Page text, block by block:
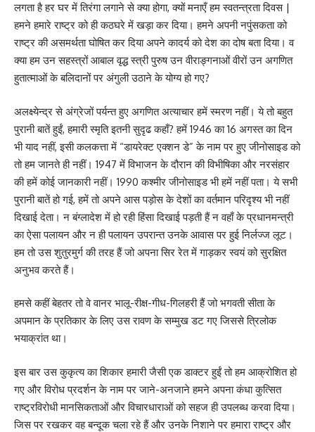
लगता है हर घर में तिरंगा लगाने से क्या होगा, क्यों मनाएँ हम स्वतन्त्रता दिवस |
हमने हमारे राष्ट्र को ही कठघरे में खड़ा कर दिया। हमने अपनी नपुंसकता को
राष्ट्र की असमर्थता घोषित कर दिया अपने कादर्य को देश का दोष बता दिया। व
क्या हम उन सहस्त्रों आबाल वृद्ध स्त्री पुरुष उन वीराङ्गनाओं वीरों उन अगणित
हुतात्माओं के बलिदानों पर अंगुली उठाने के योग्य हो गए?
अलक्ष्येन्द्र से अंग्रेजों पर्यन्त हुए अगणित अत्याचार हमें स्मरण नहीं। ये तो बहुत
पुरानी बातें हुईं, हमारी स्मृति इतनी सुदृढ कहाँ? हमें 1946 का 16 अगस्त का दिन
भी याद नहीं, इसी कलकत्ता में “डायरेक्ट एक्शन डे” के नाम पर हुए जीनोसाइड को
तो हम जानते ही नहीं। 1947 में विभाजन के दौरान की विभीषिका और नरसंहार
की हमें कोई जानकारी नहीं। 1990 कश्मीर जीनोसाइड भी हमें नहीं पता। ये सभी
पुरानी बातें हो गई, हमें तो अपने आस पड़ोस के देशों का वर्तमान परिदृश्य भी नहीं
दिखाई देता। न बंग्लादेश में हो रही हिंसा दिखाई पड़ती हैं न वहाँ के प्रधानमन्त्री
का ऐसा पलायन और न ही पलायन उपरान्त उनके आवास पर हुई निर्लज्ज लूट।
हम तो उस शुतुरमुर्ग की तरह हैं जो अपना सिर रेत में गाड़कर स्वयं को सुरक्षित
अनुभव करते हैं।
हमसे कहीं बेहतर तो वे वानर भालू-रीक्ष-गीध-गिलहरी हैं जो भगवती सीता के
अपमान के प्रतिकार के लिए उस रावण के सम्मुख डट गए जिससे त्रिलोक
भयाक्रांत था।
इस बार उस कुकृत्य का शिकार हमारी जैसी एक डाक्टर हुईं तो हम आक्रोशित हो
गए और विरोध प्रदर्शन के नाम पर जाने-अनजाने हमने अपना कंधा कुत्सित
राष्ट्रविरोधी मानसिकताओं और विचारधाराओं को सहज ही उपलब्ध करवा दिया।
जिस पर रखकर वह बन्दूक चला रहे हैं और उनके निशाने पर हमारा राष्ट्र और